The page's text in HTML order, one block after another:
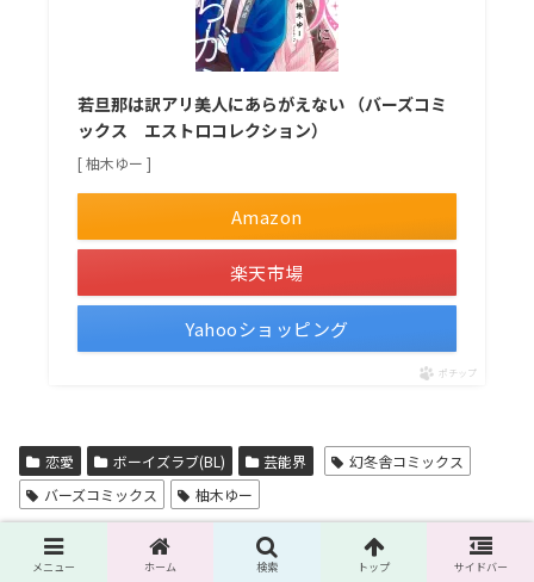
若旦那は訳アリ美人にあらがえない （バーズコミ
ックス エストロコレクション）
[ 柚木ゆー ]
Amazon
楽天市場
Yahooショッピング
ポチップ
恋愛 ボーイズラブ(BL) 芸能界
幻冬舎コミックス
バーズコミックス
柚木ゆー
スポンサーリンク
メニュー ホーム 検索 トップ サイドバー